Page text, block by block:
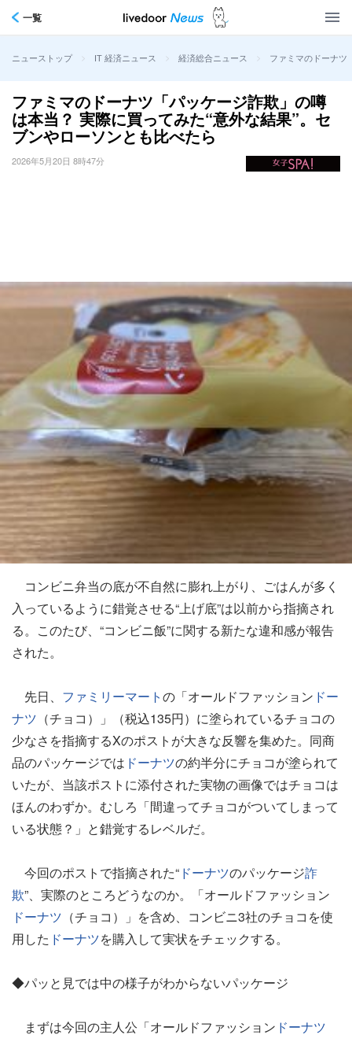
一覧
ニューストップ > IT 経済ニュース > 経済総合ニュース > ファミマのドーナツ
ファミマのドーナツ「パッケージ詐欺」の噂
は本当？ 実際に買ってみた“意外な結果”。セ
ブンやローソンとも比べたら
2026年5月20日 8時47分
コンビニ弁当の底が不自然に膨れ上がり、ごはんが多く
入っているように錯覚させる“上げ底”は以前から指摘され
る。このたび、“コンビニ飯”に関する新たな違和感が報告
された。
先日、 ファミリーマートの「オールドファッション ドー
ナツ （チョコ）」（税込135円）に塗られているチョコの
少なさを指摘するXのポストが大きな反響を集めた。同商
品のパッケージでは ドーナツの約半分にチョコが塗られて
いたが、当該ポストに添付された実物の画像ではチョコは
ほんのわずか。むしろ「間違ってチョコがついてしまって
いる状態？」と錯覚するレベルだ。
今回のポストで指摘された“ ドーナツのパッケージ詐
欺”、実際のところどうなのか。「オールドファッション
ドーナツ （チョコ）」を含め、コンビニ3社のチョコを使
用した ドーナツを購入して実状をチェックする。
◆パッと見では中の様子がわからないパッケージ
まずは今回の主人公「オールドファッション ドーナツ